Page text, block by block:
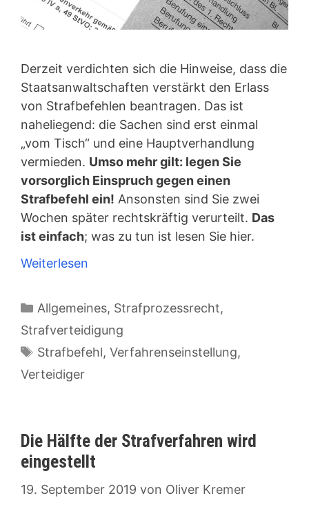
Derzeit verdichten sich die Hinweise, dass die
Staatsanwaltschaften verstärkt den Erlass
von Strafbefehlen beantragen. Das ist
naheliegend: die Sachen sind erst einmal
„vom Tisch“ und eine Hauptverhandlung
vermieden. Umso mehr gilt: legen Sie
vorsorglich Einspruch gegen einen
Strafbefehl ein! Ansonsten sind Sie zwei
Wochen später rechtskräftig verurteilt. Das
ist einfach; was zu tun ist lesen Sie hier.
Weiterlesen
Kategorien
Allgemeines, Strafprozessrecht,
Strafverteidigung
Schlagwörter
Strafbefehl, Verfahrenseinstellung,
Verteidiger
Die Hälfte der Strafverfahren wird
eingestellt
19. September 2019 von Oliver Kremer